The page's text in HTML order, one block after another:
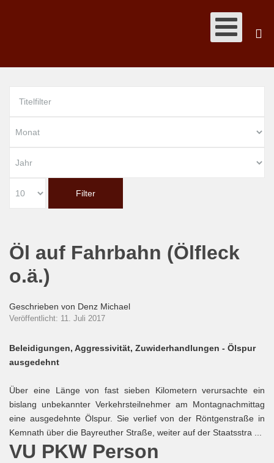
Filter
Öl auf Fahrbahn (Ölfleck
o.ä.)
Geschrieben von Denz Michael
Veröffentlicht: 11. Juli 2017
Beleidigungen, Aggressivität, Zuwiderhandlungen - Ölspur
ausgedehnt
Über eine Länge von fast sieben Kilometern verursachte ein
bislang unbekannter Verkehrsteilnehmer am Montagnachmittag
eine ausgedehnte Ölspur. Sie verlief von der Röntgenstraße in
Kemnath über die Bayreuther Straße, weiter auf der Staatsstra ...
VU PKW Person